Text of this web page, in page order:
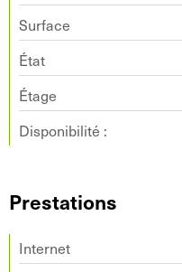
Surface
État
Étage
Disponibilité :
Prestations
Internet